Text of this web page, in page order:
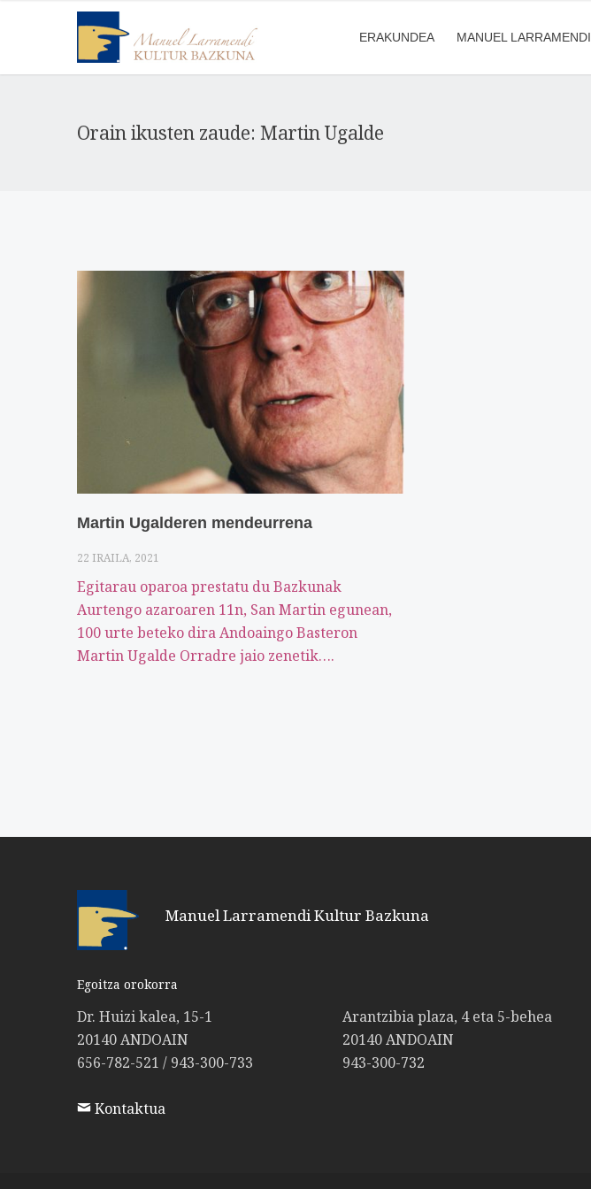
ERAKUNDEA MANUEL LARRAMENDI
Orain ikusten zaude: Martin Ugalde
Martin Ugalderen mendeurrena
22 IRAILA, 2021
Egitarau oparoa prestatu du Bazkunak
Aurtengo azaroaren 11n, San Martin egunean,
100 urte beteko dira Andoaingo Basteron
Martin Ugalde Orradre jaio zenetik….
Manuel Larramendi Kultur Bazkuna
Egoitza orokorra
Dr. Huizi kalea, 15-1
20140 ANDOAIN
656-782-521 / 943-300-733
Kontaktua
Arantzibia plaza, 4 eta 5-behea
20140 ANDOAIN
943-300-732